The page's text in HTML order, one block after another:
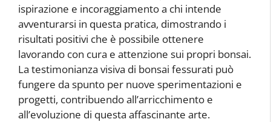
ispirazione e incoraggiamento a chi intende
avventurarsi in questa pratica, dimostrando i
risultati positivi che è possibile ottenere
lavorando con cura e attenzione sui propri bonsai.
La testimonianza visiva di bonsai fessurati può
fungere da spunto per nuove sperimentazioni e
progetti, contribuendo all’arricchimento e
all’evoluzione di questa affascinante arte.